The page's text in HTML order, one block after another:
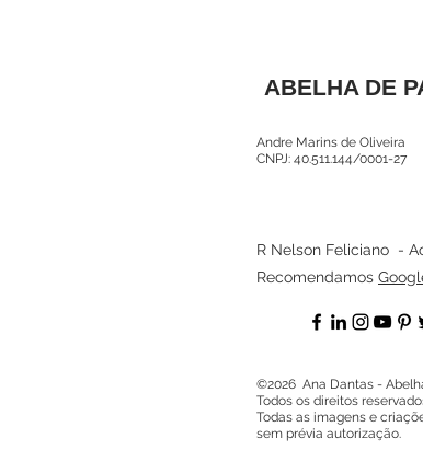
ABELHA DE
Andre Marins de Oliveira
CNPJ: 40.511.144/0001-27
R Nelson Feliciano -
Recomendamos
©2026 Ana Dantas -
Todos os direitos
Todas as imagens e
sem prévia autorização.